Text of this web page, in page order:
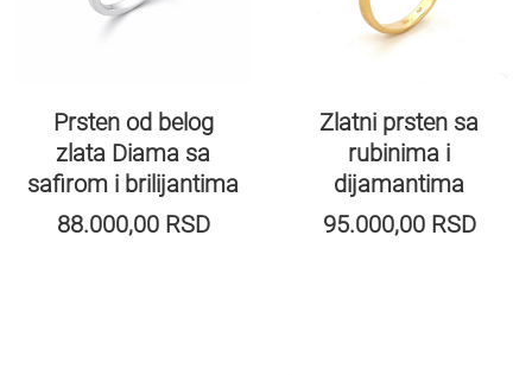
Prsten od belog
zlata Diama sa
safirom i brilijantima
88.000,00 RSD
Zlatni prsten sa
rubinima i
dijamantima
95.000,00 RSD